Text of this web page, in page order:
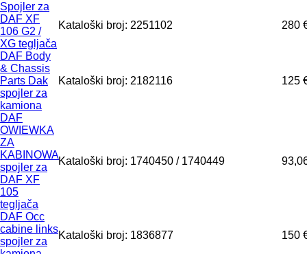
Spojler za
DAF XF
106 G2 /
XG tegljača
Kataloški broj: 2251102 280
DAF Body
& Chassis
Parts Dak
spojler za
kamiona
Kataloški broj: 2182116 125
DAF
OWIEWKA
ZA
KABINOWA
spojler za
DAF XF
105
tegljača
Kataloški broj: 1740450 / 1740449
DAF Occ
cabine links
spojler za
Kataloški broj: 1836877 150